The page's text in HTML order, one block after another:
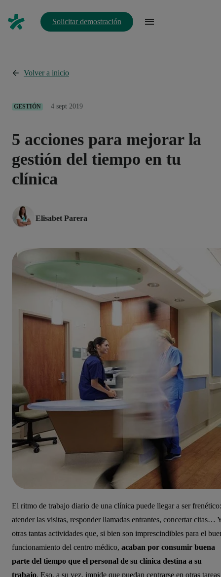
Solicitar demostración
Volver a inicio
GESTIÓN 4 sept 2019
5 acciones para mejorar la
gestión del tiempo en tu
clínica
Elisabet Parera
El ritmo de trabajo diario de una clínica puede llegar a ser frenético:
atender las visitas, responder llamadas entrantes, concertar citas…
otras tantas actividades que, si bien son imprescindibles para el
funcionamiento del centro médico, acaban por consumir buena
parte del tiempo que el personal de su clínica destina a su
trabajo. Eso, a su vez, impide que puedan centrarse en otras tareas